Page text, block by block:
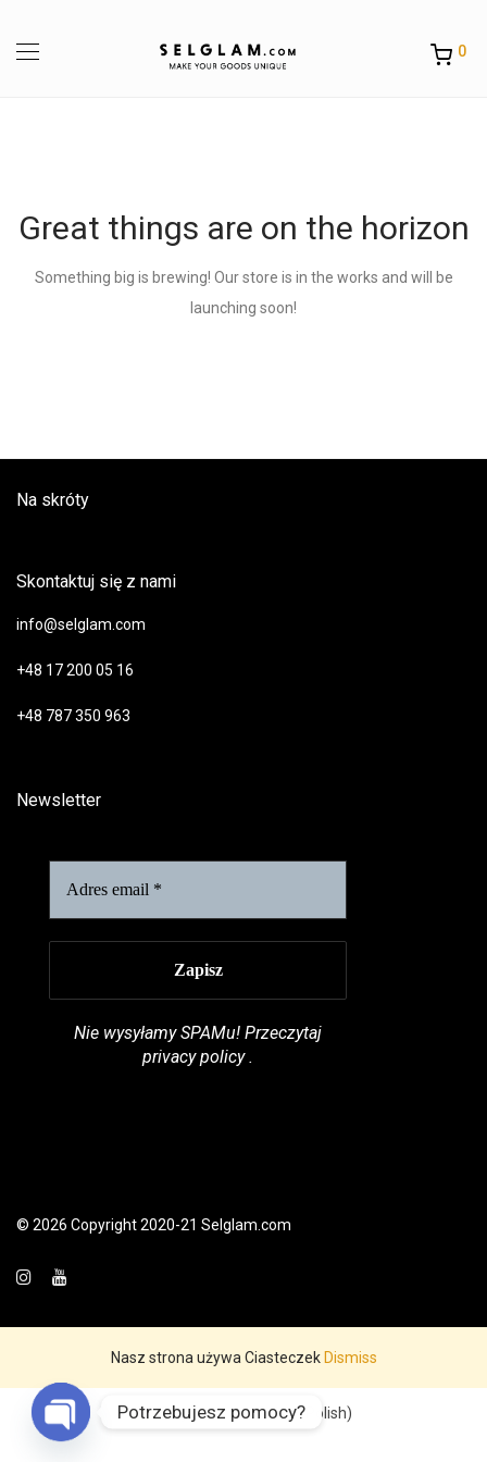
0
Great things are on the horizon
Something big is brewing! Our store is in the works and will be
launching soon!
Na skróty
Skontaktuj się z nami
info@selglam.com
+48 17 200 05 16
+48 787 350 963
Newsletter
Nie wysyłamy SPAMu! Przeczytaj
privacy policy.
© 2026 Copyright 2020-21 Selglam.com
Nasz strona używa Ciasteczek Dismiss
English Polski( Polish)
Potrzebujesz pomocy?